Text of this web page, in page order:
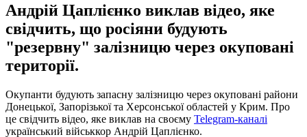
Андрій Цаплієнко виклав відео, яке
свідчить, що росіяни будують
"резервну" залізницю через окуповані
території.
Окупанти будують запасну залізницю через окуповані райони
Донецької, Запорізької та Херсонської областей у Крим. Про
це свідчить відео, яке виклав на своєму Telegram-каналі
український військкор Андрій Цаплієнко.